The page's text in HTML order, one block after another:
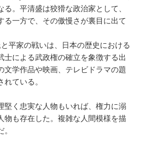
る。平清盛は狡猾な政治家として、
る一方で、その傲慢さが裏目に出て
平家の戦いは、日本の歴史における
士による武政権の確立を象徴する出
文学作品や映画、テレビドラマの題
ている。
堅く忠実な人物もいれば、権力に溺
物も存在した。複雑な人間模様を描